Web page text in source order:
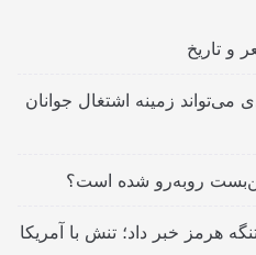
و تاریخ
زمینه اشتغال جوانان
بن‌بست روبه‌رو شده است؟
هرمز خبر داد؛ تنش با آمریکا